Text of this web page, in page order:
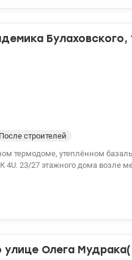
Булаховского,
После строителей
термодоме, утеплённом
4U. 23/27 этажного дома возле
улице Олега Мудрака(